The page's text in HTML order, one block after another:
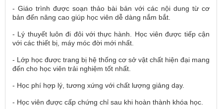
- Giáo trình được soạn thảo bài bản với các nội dung từ cơ
bản đến nâng cao giúp học viên dễ dàng nắm bắt.
- Lý thuyết luôn đi đôi với thực hành. Học viên được tiếp cận
với các thiết bị, máy móc đời mới nhất.
- Lớp học được trang bị hệ thống cơ sở vật chất hiện đại mang
đến cho học viên trải nghiệm tốt nhất.
- Học phí hợp lý, tương xứng với chất lượng giảng dạy.
- Học viên được cấp chứng chỉ sau khi hoàn thành khóa học.